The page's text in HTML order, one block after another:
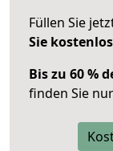
Füllen Sie
Sie
Bis zu 60 %
finden Sie